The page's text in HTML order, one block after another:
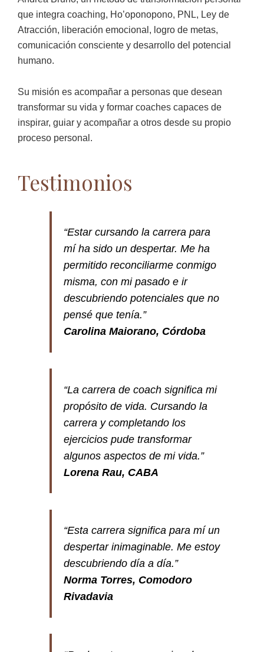
que integra coaching, Ho’oponopono, PNL, Ley de
Atracción, liberación emocional, logro de metas,
comunicación consciente y desarrollo del potencial
humano.
Su misión es acompañar a personas que desean
transformar su vida y formar coaches capaces de
inspirar, guiar y acompañar a otros desde su propio
proceso personal.
Testimonios
“Estar cursando la carrera para
mí ha sido un despertar. Me ha
permitido reconciliarme conmigo
misma, con mi pasado e ir
descubriendo potenciales que no
pensé que tenía.”
Carolina Maiorano, Córdoba
“La carrera de coach significa mi
propósito de vida. Cursando la
carrera y completando los
ejercicios pude transformar
algunos aspectos de mi vida.”
Lorena Rau, CABA
“Esta carrera significa para mí un
despertar inimaginable. Me estoy
descubriendo día a día.”
Norma Torres, Comodoro
Rivadavia